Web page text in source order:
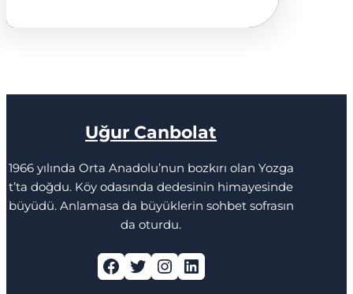
Uğur Canbolat
1966 yılında Orta Anadolu’nun bozkırı olan Yozga
t’ta doğdu. Köy odasında dedesinin himayesinde
büyüdü. Anlamasa da büyüklerin sohbet sofrasın
da oturdu.
Facebook Twitter Instagram LinkedIn